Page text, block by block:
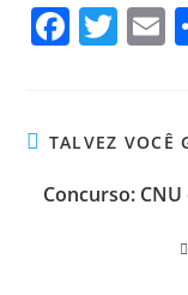
Fa
ok
T
er
E
TALVEZ VOCÊ
Concurso: